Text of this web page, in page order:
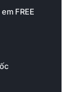
FREE